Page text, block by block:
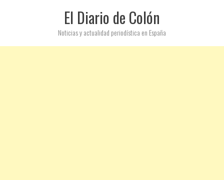
El Diario de Colón
Noticias y actualidad periodística en España